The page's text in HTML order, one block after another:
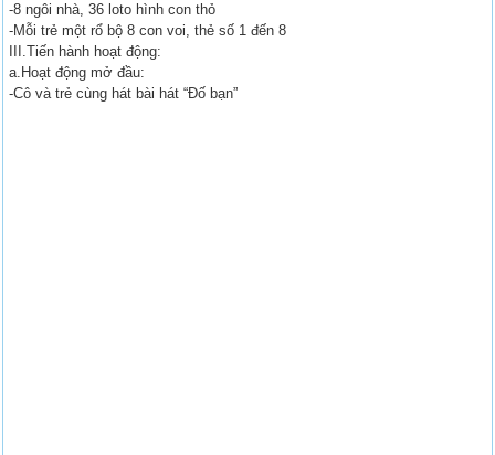
-8 ngôi nhà, 36 loto hình con thỏ
-Mỗi trẻ một rổ bộ 8 con voi, thẻ số 1 đến 8
III.Tiến hành hoạt động:
a.Hoạt động mở đầu:
-Cô và trẻ cùng hát bài hát “Đố bạn”